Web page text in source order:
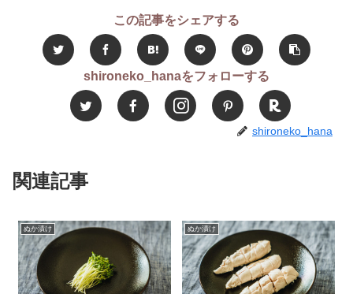
この記事をシェアする
shironeko_hanaをフォローする
shironeko_hana
関連記事
ぬか漬け ぬか漬け